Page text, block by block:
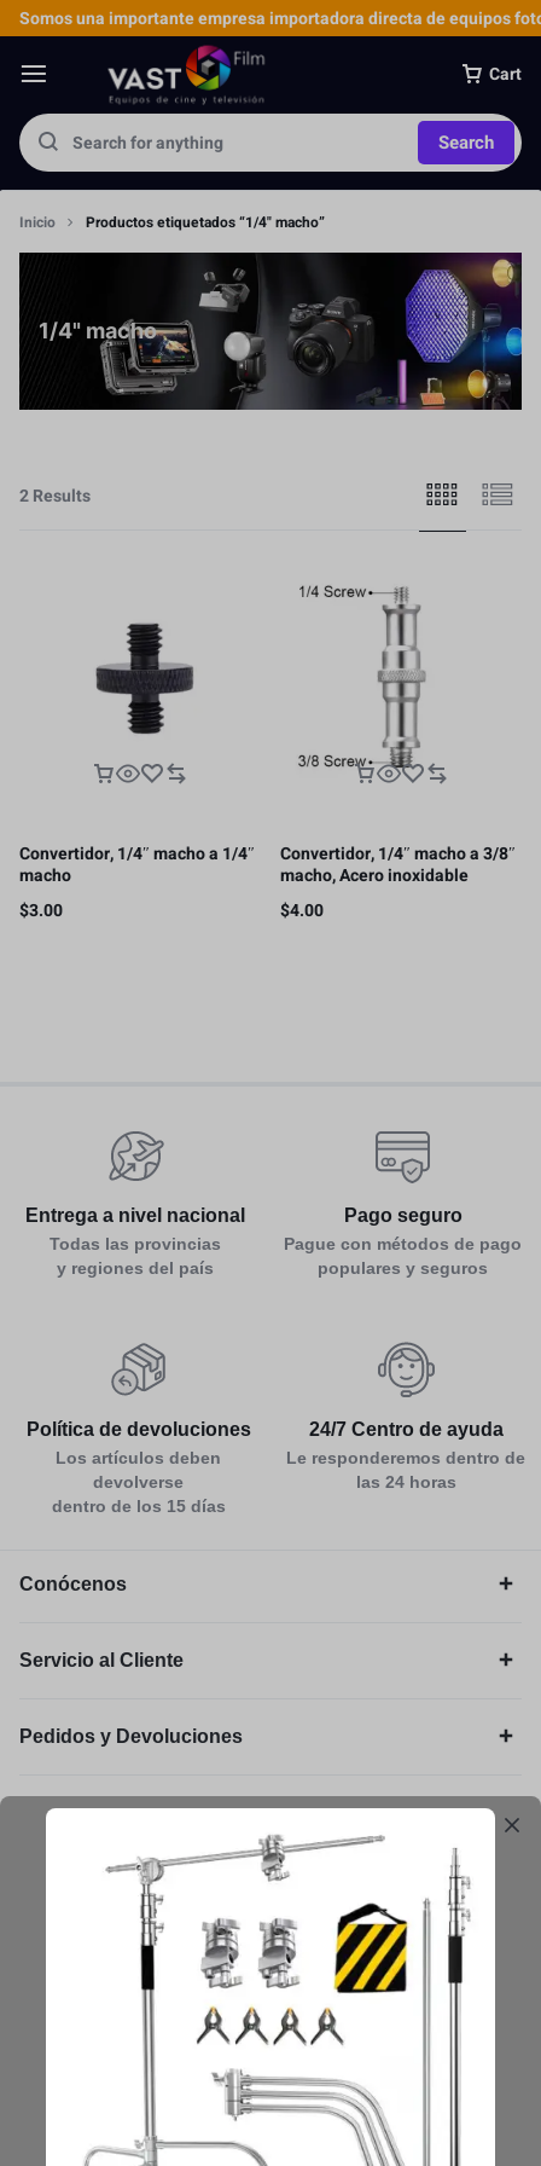
Somos una importante empresa importadora directa de equipos
Cart
Search
Inicio Productos etiquetados “1/4" macho”
1/4" macho
2 Results
Convertidor, 1/4″ macho a 1/4″
macho
$3.00
Convertidor, 1/4″ macho a 3/8″
macho, Acero inoxidable
$4.00
Entrega a nivel nacional
Todas las provincias
y regiones del país
Pago seguro
Pague con métodos de pago
populares y seguros
Política de devoluciones
Los artículos deben
devolverse
dentro de los 15 días
24/7 Centro de ayuda
Le responderemos dentro de
las 24 horas
Conócenos
Servicio al Cliente
Pedidos y Devoluciones
Legal
Mantengámonos en contacto
Obtenga consejos, sugerencias, actualizaciones y más.
Mantenerse en Contacto